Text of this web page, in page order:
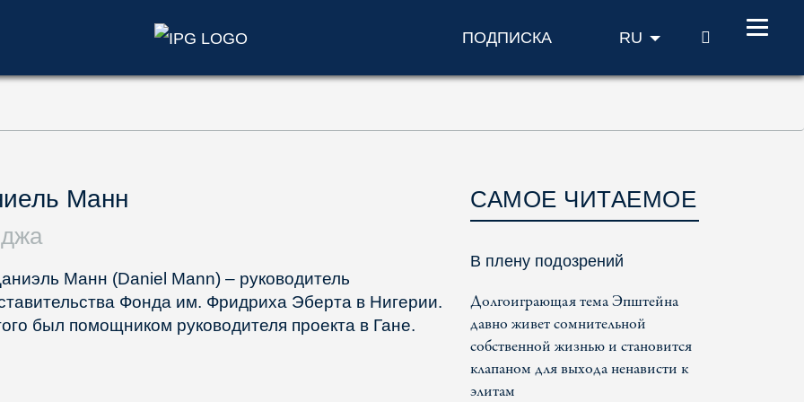
ПОДПИСКА RU ПОИСК
Манн
Манн (Daniel Mann) – руководитель
Фонда им. Фридриха Эберта в Нигерии.
был помощником руководителя проекта в Гане.
САМОЕ ЧИТАЕМОЕ
В плену подозрений
Долгоиграющая тема Эпштейна
давно живет сомнительной
собственной жизнью и становится
клапаном для выхода ненависти к
элитам